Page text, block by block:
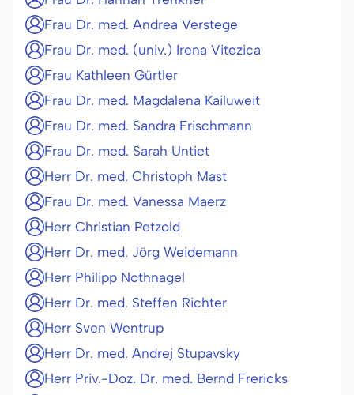
Frau Dr. med. Andrea Verstege
Frau Dr. med. (univ.) Irena Vitezica
Frau Kathleen Gürtler
Frau Dr. med. Magdalena Kailuweit
Frau Dr. med. Sandra Frischmann
Frau Dr. med. Sarah Untiet
Herr Dr. med. Christoph Mast
Frau Dr. med. Vanessa Maerz
Herr Christian Petzold
Herr Dr. med. Jörg Weidemann
Herr Philipp Nothnagel
Herr Dr. med. Steffen Richter
Herr Sven Wentrup
Herr Dr. med. Andrej Stupavsky
Herr Priv.-Doz. Dr. med. Bernd Frericks